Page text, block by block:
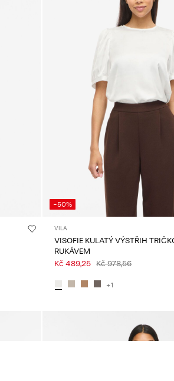
-50%
VILA
VISOFIE KULATÝ VÝSTŘIH
RUKÁVEM
Kč 489,25 Kč 978,56
+1